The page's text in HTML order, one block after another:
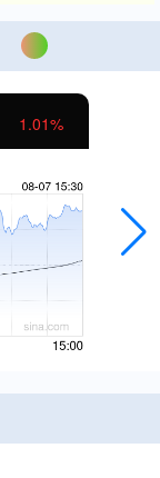
1.01%